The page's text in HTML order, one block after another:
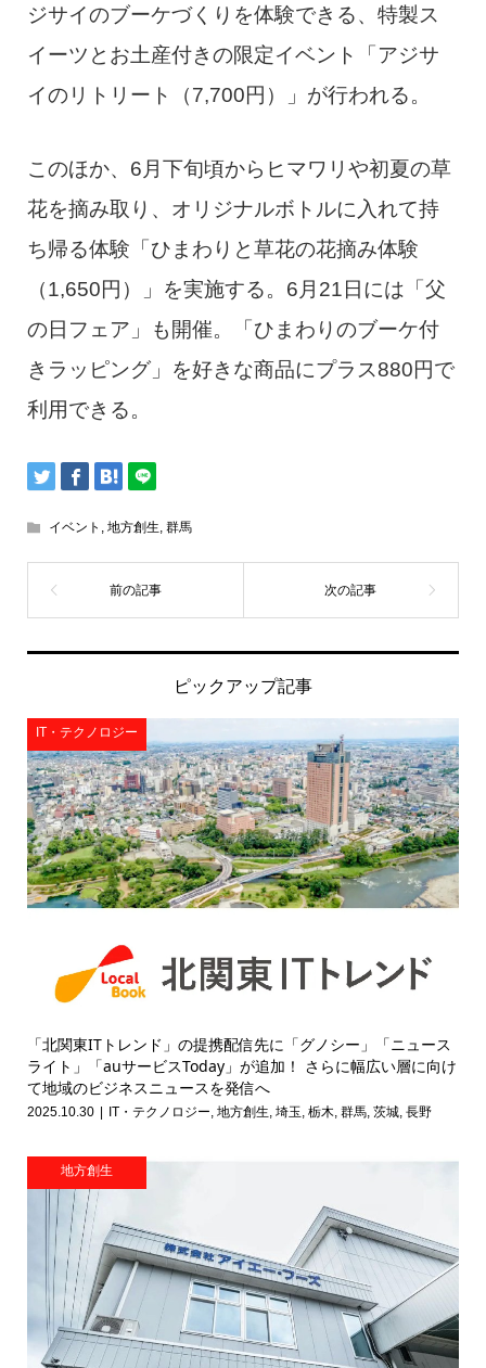
ジサイのブーケづくりを体験できる、特製ス
イーツとお土産付きの限定イベント「アジサ
イのリトリート（7,700円）」が行われる。
このほか、6月下旬頃からヒマワリや初夏の草
花を摘み取り、オリジナルボトルに入れて持
ち帰る体験「ひまわりと草花の花摘み体験
（1,650円）」を実施する。6月21日には「父
の日フェア」も開催。「ひまわりのブーケ付
きラッピング」を好きな商品にプラス880円で
利用できる。
イベント , 地方創生, 群馬
ピックアップ記事
IT・テクノロジー
「北関東ITトレンド」の提携配信先に「グノシー」「ニュース
ライト」「auサービスToday」が追加！ さらに幅広い層に向け
て地域のビジネスニュースを発信へ
2025.10.30 IT・テクノロジー 地方創生 埼玉 栃木 群馬, 茨城, 長野
地方創生